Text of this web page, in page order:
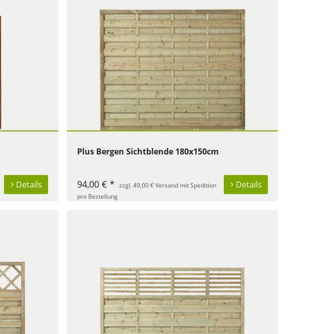
Details
Plus Bergen Sichtblende 180x150cm
Details
94,00 € * zzgl. 49,00 € Versand mit Spedition
pro Bestellung